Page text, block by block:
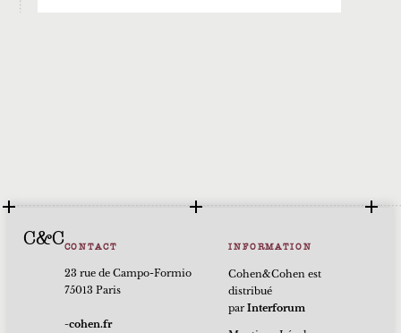
C&CCONTACT
23 rue de Campo-Formio
75013 Paris
rf.nehoc-
INFORMATION
Cohen&Cohen est
distribué
parInterforum